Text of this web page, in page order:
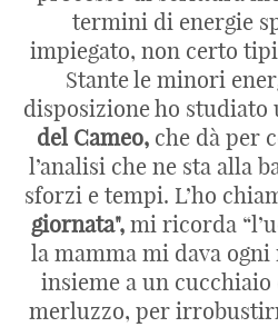
termini di energie
impiegato, non certo
Stante le minori
disposizione ho studiato
del Cameo, che dà per
l’analisi che ne sta alla
sforzi e tempi. L’ho
giornata", mi ricorda
la mamma mi dava
insieme a un
merluzzo, per